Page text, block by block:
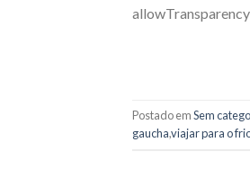
Postado emSem
gaucha,viajar para o